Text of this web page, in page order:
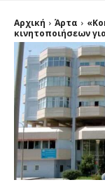
Αρχική Άρτα
κινητοποιήσεων